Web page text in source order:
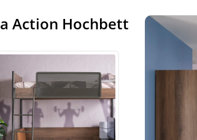
Action Hochbett